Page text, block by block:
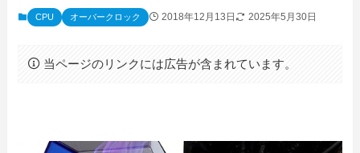
CPU オーバークロック 2018年12月13日 2025年5月30日
当ページのリンクには広告が含まれています。